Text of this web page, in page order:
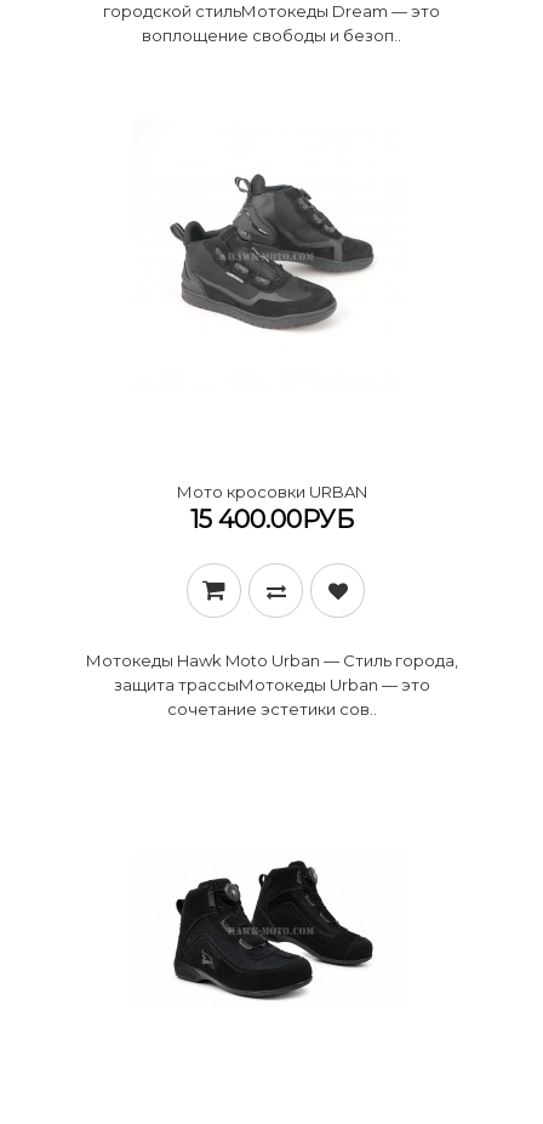
городской стиль ​Мотокеды Dream — это
воплощение свободы и безоп..
Мото кросовки URBAN
15 400.00РУБ
Мотокеды Hawk Moto Urban — Стиль города,
защита трассы ​Мотокеды Urban — это
сочетание эстетики сов..